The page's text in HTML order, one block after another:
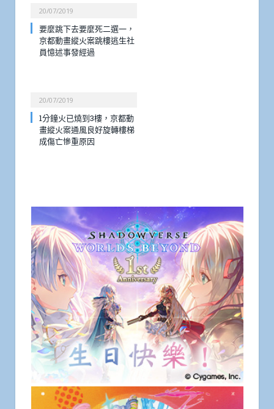
20/07/2019
要麼跳下去要麼死二選一，
京都動畫縱火案跳樓逃生社
員憶述事發經過
20/07/2019
1分鐘火已燒到3樓，京都動
畫縱火案通風良好旋轉樓梯
成傷亡慘重原因